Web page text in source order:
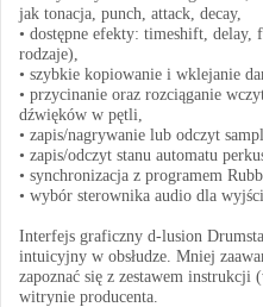
jak tonacja, punch, attack, decay,
• dostępne efekty: timeshift,
rodzaje),
• szybkie kopiowanie i wklejanie
• przycinanie oraz rozciąganie
dźwięków w pętli,
• zapis/nagrywanie lub odczyt
• zapis/odczyt stanu automatu
• synchronizacja z programem
• wybór sterownika audio dla
Interfejs graficzny d-lusion
intuicyjny w obsłudze. Mniej
zapoznać się z zestawem
witrynie producenta.